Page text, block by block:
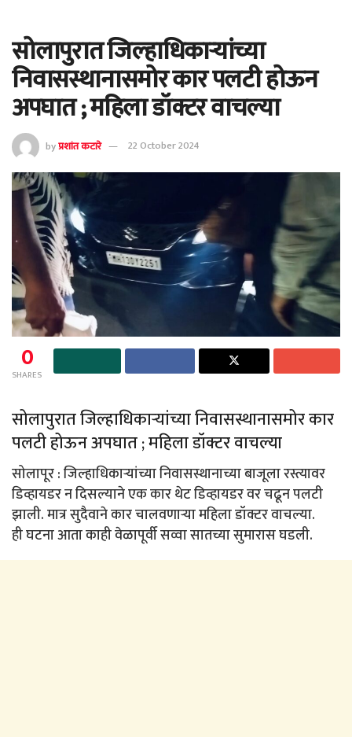
सोलापुरात जिल्हाधिकाऱ्यांच्या
निवासस्थानासमोर कार पलटी होऊन
अपघात ; महिला डॉक्टर वाचल्या
byप्रशांत कटारे 22 October 2024
0
SHARES
सोलापुरात जिल्हाधिकाऱ्यांच्या निवासस्थानासमोर कार
पलटी होऊन अपघात ; महिला डॉक्टर वाचल्या
सोलापूर : जिल्हाधिकाऱ्यांच्या निवासस्थानाच्या बाजूला रस्त्यावर
डिव्हायडर न दिसल्याने एक कार थेट डिव्हायडर वर चढून पलटी
झाली. मात्र सुदैवाने कार चालवणाऱ्या महिला डॉक्टर वाचल्या.
ही घटना आता काही वेळापूर्वी सव्वा सातच्या सुमारास घडली.